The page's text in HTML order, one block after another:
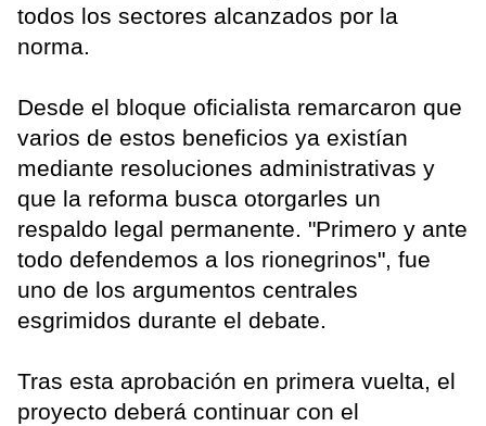
todos los sectores alcanzados por la
norma.
Desde el bloque oficialista remarcaron que
varios de estos beneficios ya existían
mediante resoluciones administrativas y
que la reforma busca otorgarles un
respaldo legal permanente. "Primero y ante
todo defendemos a los rionegrinos", fue
uno de los argumentos centrales
esgrimidos durante el debate.
Tras esta aprobación en primera vuelta, el
proyecto deberá continuar con el